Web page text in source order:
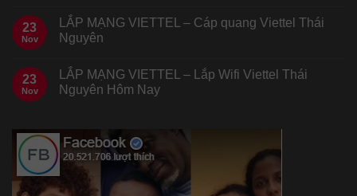
23
Nov
LẮP MẠNG VIETTEL – Cáp quang Viettel Thái
Nguyên
23
Nov
LẮP MẠNG VIETTEL – Lắp Wifi Viettel Thái
Nguyên Hôm Nay